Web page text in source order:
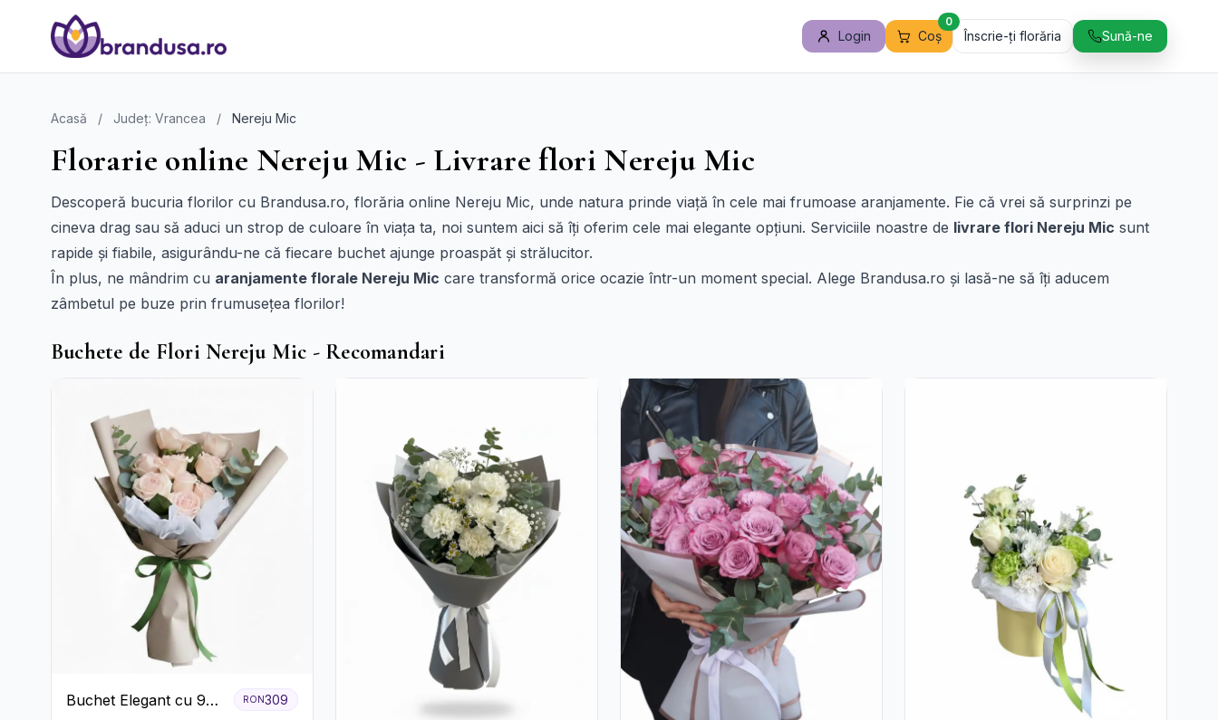
Login Coș
0
Înscrie-ți florăria Sună-ne
Acasă / Județ: Vrancea / Nereju Mic
Florarie online Nereju Mic - Livrare flori Nereju Mic
Descoperă bucuria florilor cu Brandusa.ro, florăria online Nereju Mic, unde natura prinde viață în cele mai frumoase aranjamente. Fie că vrei să surprinzi pe
cineva drag sau să aduci un strop de culoare în viața ta, noi suntem aici să îți oferim cele mai elegante opțiuni. Serviciile noastre de livrare flori Nereju Mic sunt
rapide și fiabile, asigurându-ne că fiecare buchet ajunge proaspăt și strălucitor.
În plus, ne mândrim cu aranjamente florale Nereju Mic care transformă orice ocazie într-un moment special. Alege Brandusa.ro și lasă-ne să îți aducem
zâmbetul pe buze prin frumusețea florilor!
Buchete de Flori Nereju Mic - Recomandari
Buchet Elegant cu 9
RON309